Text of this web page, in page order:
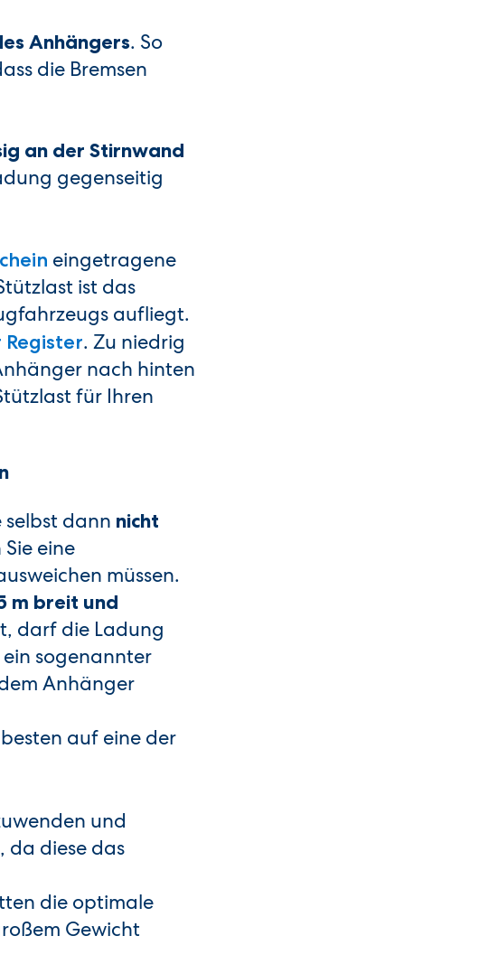
Anhängers. So
die Bremsen
an der Stirnwand
gegenseitig
eingetragene
ist das
aufliegt.
. Zu niedrig
nach hinten
für Ihren
selbst dann nicht
eine
müssen.
m breit und
darf die Ladung
sogenannter
Anhänger
auf eine der
und
da diese das
die optimale
Gewicht